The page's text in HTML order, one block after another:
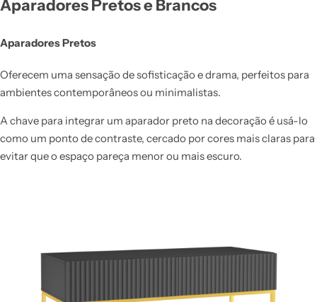
Aparadores Pretos e Brancos
Aparadores Pretos
Oferecem uma sensação de sofisticação e drama, perfeitos para
ambientes contemporâneos ou minimalistas.
A chave para integrar um aparador preto na decoração é usá-lo
como um ponto de contraste, cercado por cores mais claras para
evitar que o espaço pareça menor ou mais escuro.